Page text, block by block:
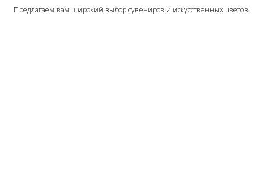
Предлагаем вам широкий выбор сувениров и искусственных цветов.